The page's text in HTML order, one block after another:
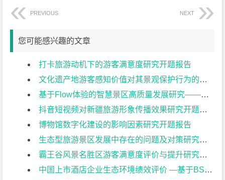
PREVIOUS NEXT
您可能感兴趣的文章
打卡旅游动机下的游客满意度研究开题报告
文化遗产地游客感知价值对其景观保护行为的影响研究开题报告
基于Flow体验的智慧景区高质量发展研究——以苏州园林为例开题报告
抖音短视频对新疆旅游形象传播效果研究开题报告
博物馆数字化建设的影响因素研究开题报告
生态型旅游景区发展中存在的问题及对策研究—以樱桃沟景区为例开题报告
霸王谷风景名胜区游客满意度评价与提升研究开题报告
中国上市酒店企业生态环境绩效评价 —基于BSC视角开题报告